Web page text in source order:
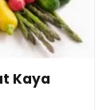
Kaya